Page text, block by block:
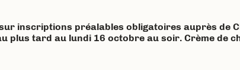
inscriptions préalables obligatoires auprès de
tard au lundi 16 octobre au soir. Crème de